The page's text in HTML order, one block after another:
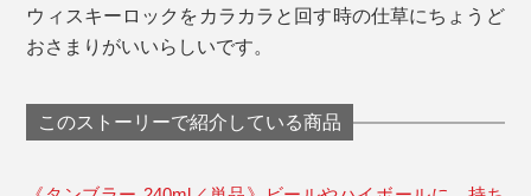
ウィスキーロックをカラカラと回す時の仕草にちょうど
おさまりがいいらしいです。
このストーリーで紹介している商品